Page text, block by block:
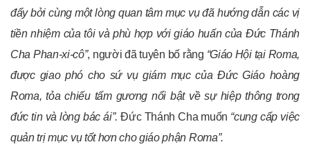
đẩy bởi cùng một lòng quan tâm mục vụ đã hướng dẫn các vị
tiền nhiệm của tôi và phù hợp với giáo huấn của Đức Thánh
Cha Phan-xi-cô”, người đã tuyên bố rằng “Giáo Hội tại Roma,
được giao phó cho sứ vụ giám mục của Đức Giáo hoàng
Roma, tỏa chiếu tấm gương nổi bật về sự hiệp thông trong
đức tin và lòng bác ái”. Đức Thánh Cha muốn “cung cấp việc
quản trị mục vụ tốt hơn cho giáo phận Roma”.